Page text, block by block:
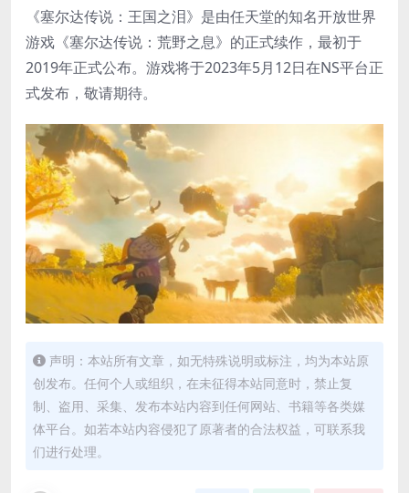
《塞尔达传说：王国之泪》是由任天堂的知名开放世界
游戏《塞尔达传说：荒野之息》的正式续作，最初于
2019年正式公布。游戏将于2023年5月12日在NS平台正
式发布，敬请期待。
声明：本站所有文章，如无特殊说明或标注，均为本站原
创发布。任何个人或组织，在未征得本站同意时，禁止复
制、盗用、采集、发布本站内容到任何网站、书籍等各类媒
体平台。如若本站内容侵犯了原著者的合法权益，可联系我
们进行处理。